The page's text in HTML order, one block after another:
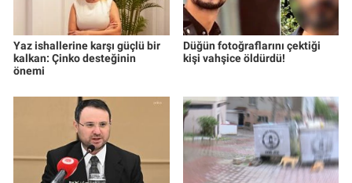
Yaz ishallerine karşı güçlü bir
kalkan: Çinko desteğinin
önemi
Düğün fotoğraflarını çektiği
kişi vahşice öldürdü!